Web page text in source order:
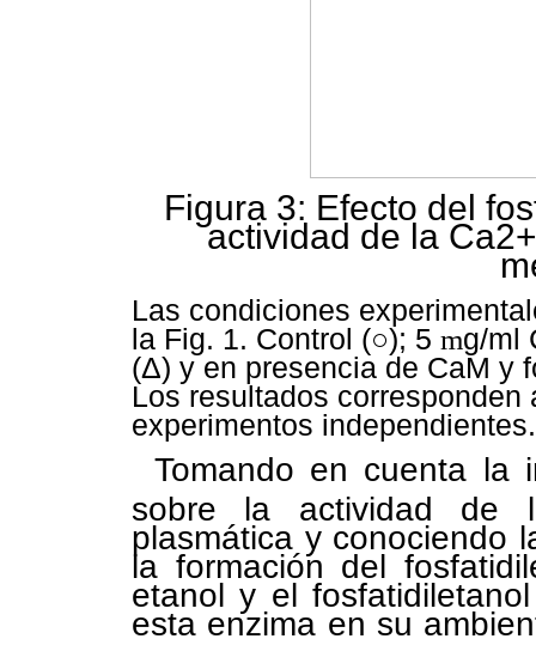
Figura 3: Efecto del
actividad de la
Las condiciones
la Fig. 1. Control (○); 5 mg/ml
(Δ) y en presencia de CaM y
Los resultados
experimentos independientes.
Tomando en cuenta la
sobre la actividad de
plasmática y conociendo
la formación del
etanol y el
esta enzima en su